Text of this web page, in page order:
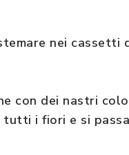
nei cassetti
con dei nastri
tutti i fiori e si